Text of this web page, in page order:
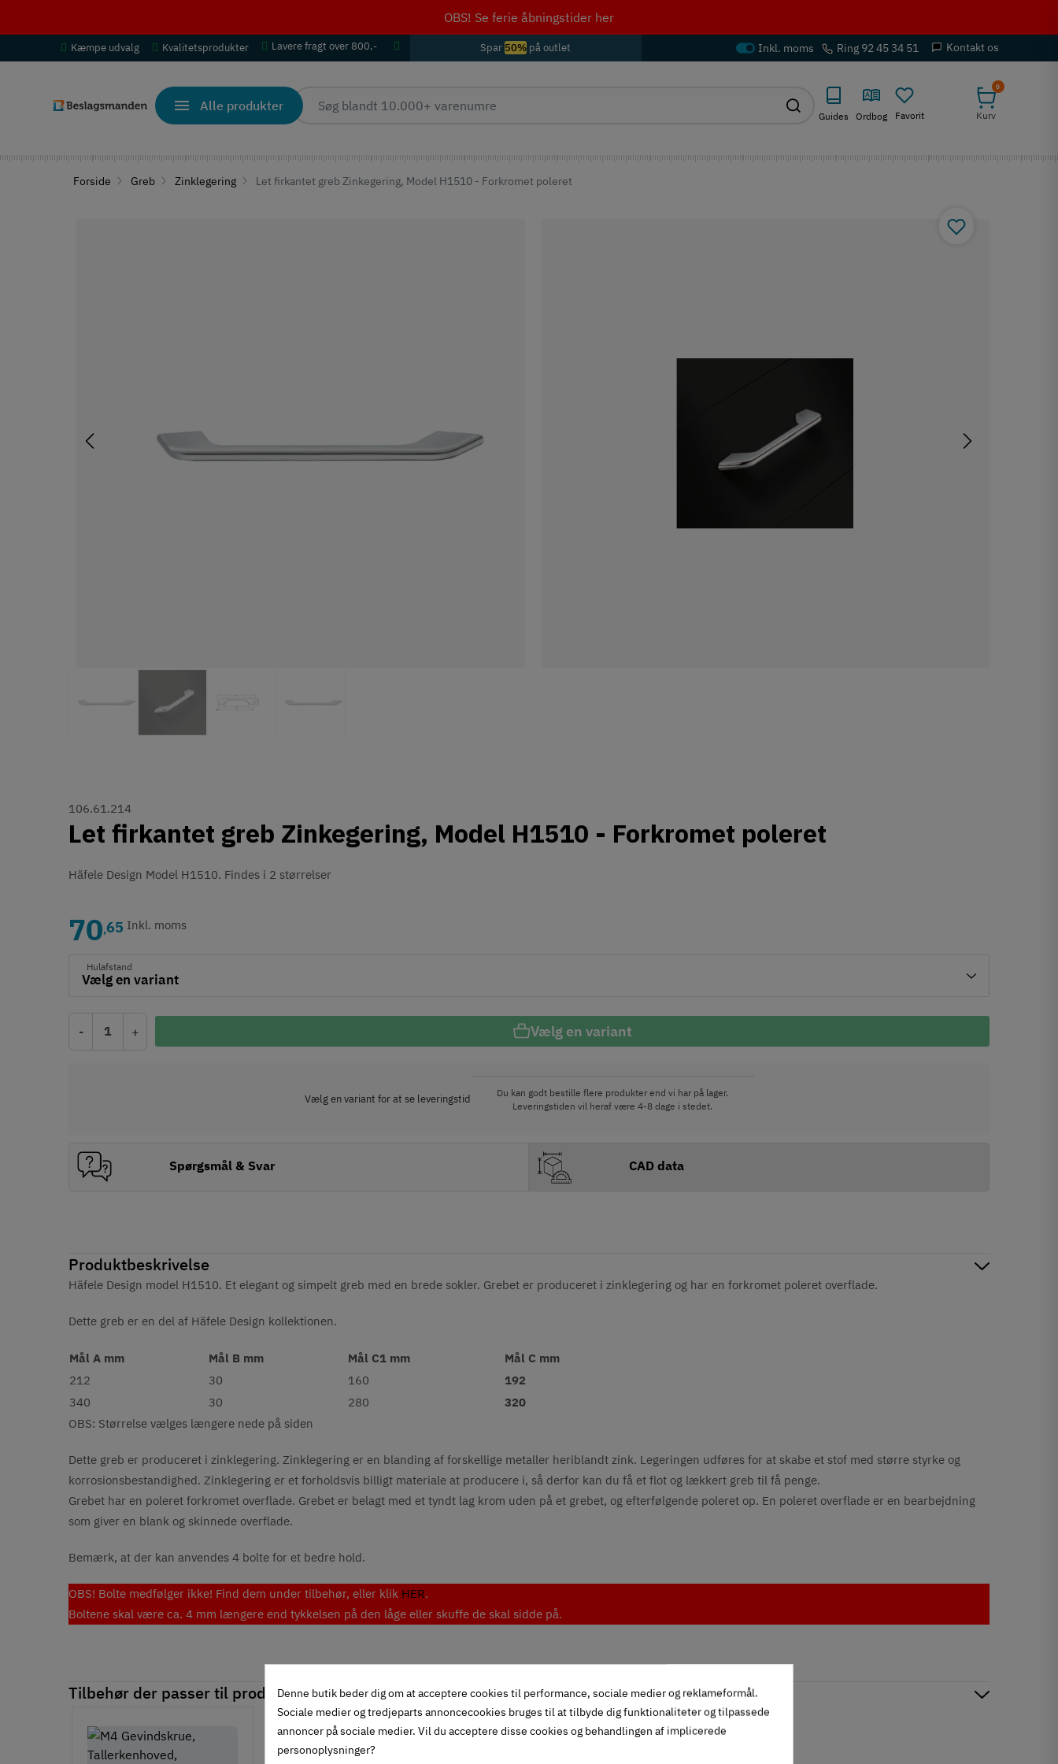
OBS! Se ferie åbningstider her
Kæmpe udvalg Kvalitetsprodukter Lavere fragt over 800,- Spar 50% på outlet Ring 92 45 34 51 Kontakt os
Alle produkter
Guides Ordbog Favorit
0
Kurv
Forside Greb Zinklegering Let firkantet greb Zinkegering, Model H1510 - Forkromet poleret
Produktbeskrivelse
Häfele Design model H1510. Et elegant og simpelt greb med en brede sokler. Grebet er produceret i zinklegering og har en forkromet poleret overflade.
Dette greb er en del af Häfele Design kollektionen.
Mål A mm Mål B mm Mål C1 mm
Mål C mm
212
30 160
192
340
30 280
320
OBS: Størrelse vælges længere nede på siden
Dette greb er produceret i zinklegering. Zinklegering er en blanding af forskellige metaller heriblandt zink. Legeringen udføres for at skabe et stof med større styrke og
korrosionsbestandighed. Zinklegering er et forholdsvis billigt materiale at producere i, så derfor kan du få et flot og lækkert greb til få penge.
Grebet har en poleret forkromet overflade. Grebet er belagt med et tyndt lag krom uden på et grebet, og efterfølgende poleret op. En poleret overflade er en bearbejdning
som giver en blank og skinnede overflade.
Bemærk, at der kan anvendes 4 bolte for et bedre hold.
OBS! Bolte medfølger ikke! Find dem under tilbehør, eller klik HER.
Boltene skal være ca. 4 mm længere end tykkelsen på den låge eller skuffe de skal sidde på.
Tilbehør der passer til produktet
106.61.214
Let firkantet greb Zinkegering, Model H1510 - Forkromet poleret
Häfele Design Model H1510. Findes i 2 størrelser
70,65 Inkl. moms
Hulafstand
- + Vælg en variant
Vælg en variant for at se leveringstid
Du kan godt bestille flere produkter end vi har på lager.
Leveringstiden vil heraf være 4-8 dage i stedet.
Spørgsmål & Svar CAD data
Denne butik beder dig om at acceptere cookies til performance, sociale medier og reklameformål.
Sociale medier og tredjeparts annoncecookies bruges til at tilbyde dig funktionaliteter og tilpassede
annoncer på sociale medier. Vil du acceptere disse cookies og behandlingen af implicerede
personoplysninger?